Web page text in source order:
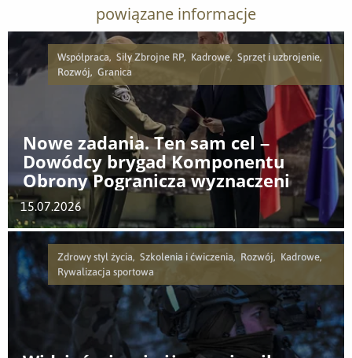
powiązane informacje
Współpraca, Siły Zbrojne RP, Kadrowe, Sprzęt i uzbrojenie,
Rozwój, Granica
Nowe zadania. Ten sam cel –
Dowódcy brygad Komponentu
Obrony Pogranicza wyznaczeni
15.07.2026
Zdrowy styl życia, Szkolenia i ćwiczenia, Rozwój, Kadrowe,
Rywalizacja sportowa